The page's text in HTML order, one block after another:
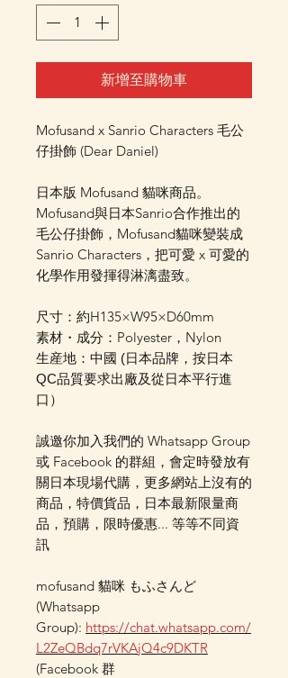
新增至購物車
Mofusand x Sanrio Characters 毛公
仔掛飾 (Dear Daniel)
日本版 Mofusand 貓咪商品。
Mofusand與日本Sanrio合作推出的
毛公仔掛飾，Mofusand貓咪變裝成
Sanrio Characters，把可愛 x 可愛的
化學作用發揮得淋漓盡致。
尺寸：約H135×W95×D60mm
素材・成分：Polyester，Nylon
生産地：中國 (日本品牌，按日本
QC品質要求出廠及從日本平行進
口）
誠邀你加入我們的 Whatsapp Group
或 Facebook 的群組，會定時發放有
關日本現場代購，更多網站上沒有的
商品，特價貨品，日本最新限量商
品，預購，限時優惠... 等等不同資
訊
mofusand 貓咪 もふさんど
(Whatsapp
Group): https://chat.whatsapp.com/
L2ZeQBdq7rVKAjQ4c9DKTR
(Facebook 群